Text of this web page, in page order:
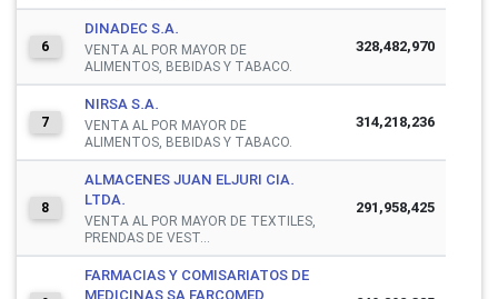
6
DINADEC S.A.
VENTA AL POR MAYOR DE
ALIMENTOS, BEBIDAS Y TABACO.
328,482,970
7
NIRSA S.A.
VENTA AL POR MAYOR DE
ALIMENTOS, BEBIDAS Y TABACO.
314,218,236
8
ALMACENES JUAN ELJURI CIA.
LTDA.
VENTA AL POR MAYOR DE TEXTILES,
PRENDAS DE VEST...
291,958,425
FARMACIAS Y COMISARIATOS DE
MEDICINAS SA FARCOMED